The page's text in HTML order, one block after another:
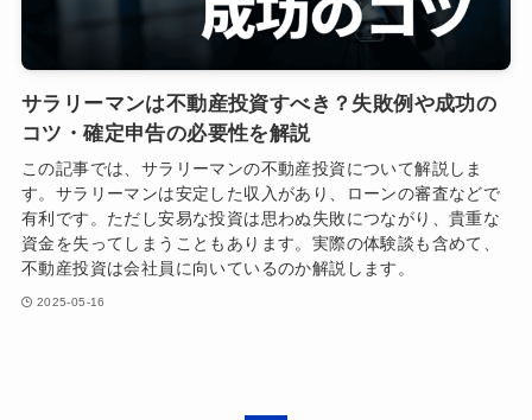
サラリーマンは不動産投資すべき？失敗例や成功の
コツ・確定申告の必要性を解説
この記事では、サラリーマンの不動産投資について解説しま
す。サラリーマンは安定した収入があり、ローンの審査などで
有利です。ただし安易な投資は思わぬ失敗につながり、貴重な
資金を失ってしまうこともあります。実際の体験談も含めて、
不動産投資は会社員に向いているのか解説します。
2025-05-16